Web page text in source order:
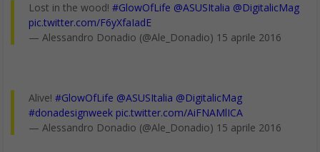
Lost in the wood! #GlowOfLife @ASUSItalia @DigitalicMag
pic.twitter.com/F6yXfaIadE
— Alessandro Donadio (@Ale_Donadio) 15 aprile 2016
Alive! #GlowOfLife @ASUSItalia @DigitalicMag
#donadesignweek pic.twitter.com/AiFNAMlICA
— Alessandro Donadio (@Ale_Donadio) 15 aprile 2016